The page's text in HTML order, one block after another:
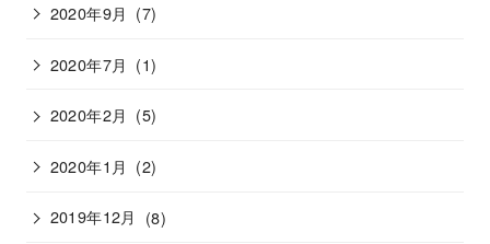
2020年9月 (7)
2020年7月 (1)
2020年2月 (5)
2020年1月 (2)
2019年12月 (8)